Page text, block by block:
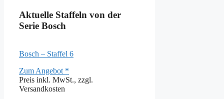
Aktuelle Staffeln von der
Serie Bosch
Bosch – Staffel 6
Zum Angebot *
Preis inkl. MwSt., zzgl.
Versandkosten